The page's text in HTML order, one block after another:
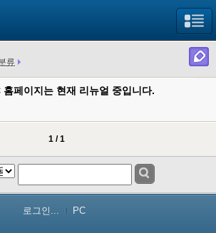
류
홈페이지는 현재 리뉴얼 중입니다.
1 / 1
로그인... PC